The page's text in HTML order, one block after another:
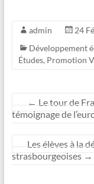
admin
24
Développement
Études, Promotion
← Le tour de
témoignage de
Les élèves à la
strasbourgeoises →